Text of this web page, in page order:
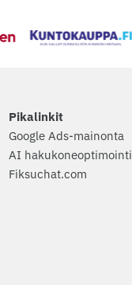
Pikalinkit
Google Ads-mainonta
AI hakukoneoptimointi
Fiksuchat.com